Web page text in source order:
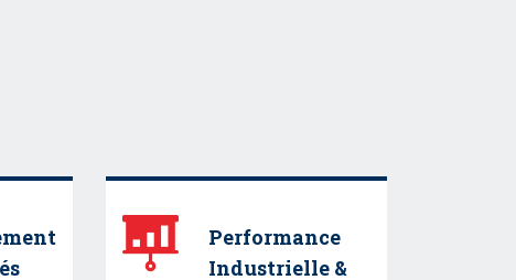
Performance
Industrielle &